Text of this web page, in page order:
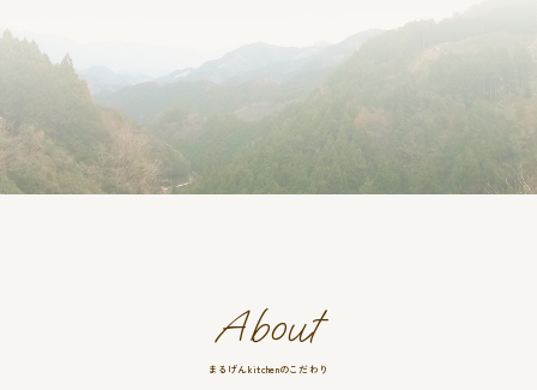
About
まるげんkitchenのこだわり